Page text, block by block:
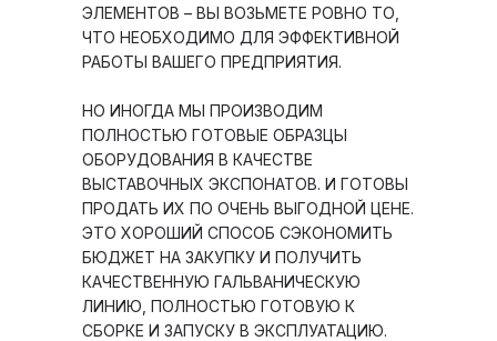
ЭЛЕМЕНТОВ – ВЫ ВОЗЬМЕТЕ РОВНО ТО,
ЧТО НЕОБХОДИМО ДЛЯ ЭФФЕКТИВНОЙ
РАБОТЫ ВАШЕГО ПРЕДПРИЯТИЯ.
НО ИНОГДА МЫ ПРОИЗВОДИМ
ПОЛНОСТЬЮ ГОТОВЫЕ ОБРАЗЦЫ
ОБОРУДОВАНИЯ В КАЧЕСТВЕ
ВЫСТАВОЧНЫХ ЭКСПОНАТОВ. И ГОТОВЫ
ПРОДАТЬ ИХ ПО ОЧЕНЬ ВЫГОДНОЙ ЦЕНЕ.
ЭТО ХОРОШИЙ СПОСОБ СЭКОНОМИТЬ
БЮДЖЕТ НА ЗАКУПКУ И ПОЛУЧИТЬ
КАЧЕСТВЕННУЮ ГАЛЬВАНИЧЕСКУЮ
ЛИНИЮ, ПОЛНОСТЬЮ ГОТОВУЮ К
СБОРКЕ И ЗАПУСКУ В ЭКСПЛУАТАЦИЮ.